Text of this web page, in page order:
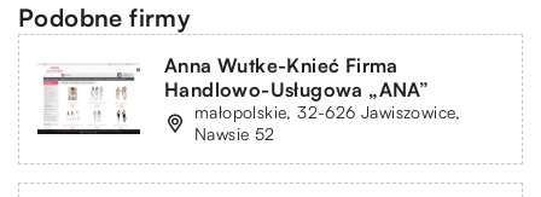
Podobne firmy
Anna Wutke-Knieć Firma
Handlowo-Usługowa „ANA”
małopolskie, 32-626 Jawiszowice,
Nawsie 52